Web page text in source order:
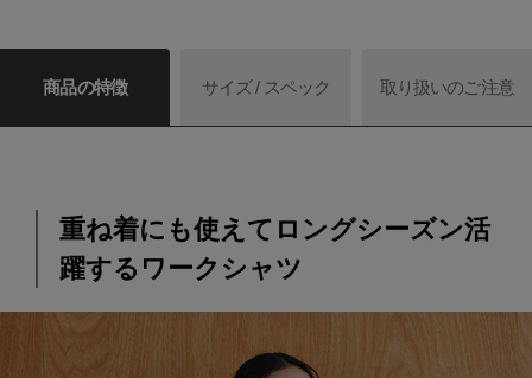
商品の特徴 サイズ / スペック 取り扱いのご注意
重ね着にも使えてロングシーズン活
躍するワークシャツ